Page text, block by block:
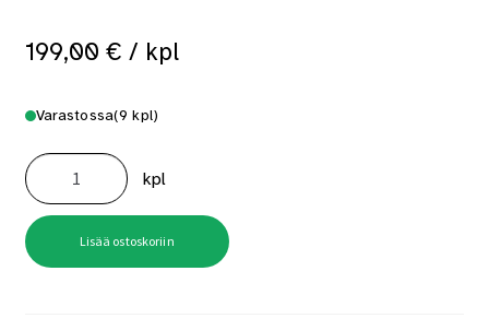
199,00 € / kpl
Varastossa(9 kpl)
Saunavalosarja
Overled
LEDLite
9-
valopistettä
3000k
Hopea
määrä
kpl
Lisää ostoskoriin